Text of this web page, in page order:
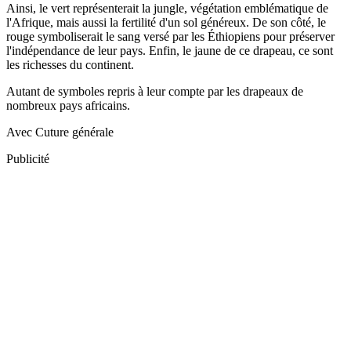
Ainsi, le vert représenterait la jungle, végétation emblématique de
l'Afrique, mais aussi la fertilité d'un sol généreux. De son côté, le
rouge symboliserait le sang versé par les Éthiopiens pour préserver
l'indépendance de leur pays. Enfin, le jaune de ce drapeau, ce sont
les richesses du continent.
Autant de symboles repris à leur compte par les drapeaux de
nombreux pays africains.
Avec Cuture générale
Publicité